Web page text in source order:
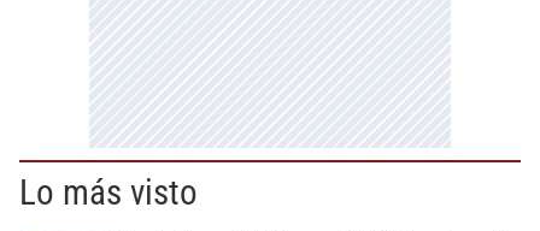
Lo más visto